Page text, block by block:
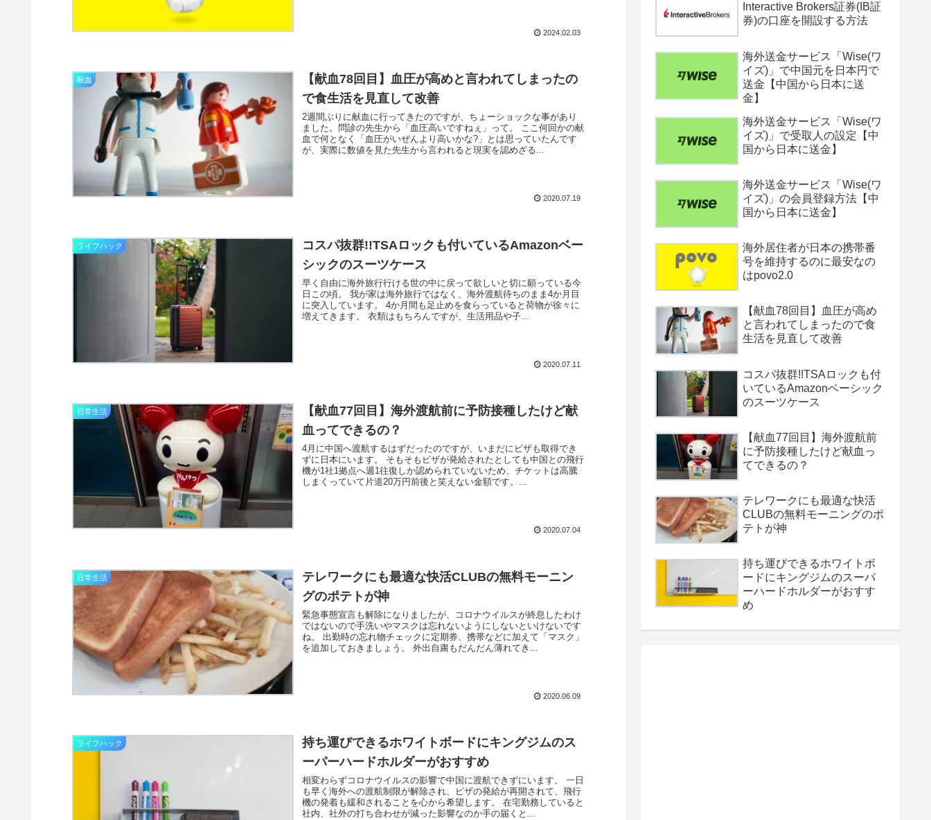
2024.02.03
献血
【献血78回目】血圧が高めと言われてしまったの
で食生活を見直して改善
2週間ぶりに献血に行ってきたのですが、ちょーショックな事があり
ました。問診の先生から「血圧高いですねぇ」って。 ここ何回かの献
血で何となく「血圧がいぜんより高いかな?」とは思っていたんです
が、実際に数値を見た先生から言われると現実を認めざる...
2020.07.19
ライフハック
コスパ抜群!!TSAロックも付いているAmazonベー
シックのスーツケース
早く自由に海外旅行行ける世の中に戻って欲しいと切に願っている今
日この頃。 我が家は海外旅行ではなく、海外渡航待ちのまま4か月目
に突入しています。 4か月間も足止めを食らっていると荷物が徐々に
増えてきます。 衣類はもちろんですが、生活用品や子...
2020.07.11
日常生活
【献血77回目】海外渡航前に予防接種したけど献
血ってできるの？
4月に中国へ渡航するはずだったのですが、いまだにビザも取得でき
ずに日本にいます。 そもそもビザが発給されたとしても中国との飛行
機が1社1拠点へ週1往復しか認められていないため、チケットは高騰
しまくっていて片道20万円前後と笑えない金額です。...
2020.07.04
日常生活
テレワークにも最適な快活CLUBの無料モーニン
グのポテトが神
緊急事態宣言も解除になりましたが、コロナウイルスが終息したわけ
ではないので手洗いやマスクは忘れないようにしないといけないです
ね。 出勤時の忘れ物チェックに定期券、携帯などに加えて「マスク」
を追加しておきましょう。 外出自粛もだんだん薄れてき...
2020.06.09
ライフハック
持ち運びできるホワイトボードにキングジムのス
ーパーハードホルダーがおすすめ
相変わらずコロナウイルスの影響で中国に渡航できずにいます。 一日
も早く海外への渡航制限が解除され、ビザの発給が再開されて、飛行
機の発着も緩和されることを心から希望します。 在宅勤務していると
社内、社外の打ち合わせが減った影響なのか手の届くと...
Interactive Brokers証券(IB証
券)の口座を開設する方法
海外送金サービス「Wise(ワ
イズ)」で中国元を日本円で
送金【中国から日本に送
金】
海外送金サービス「Wise(ワ
イズ)」で受取人の設定【中
国から日本に送金】
海外送金サービス「Wise(ワ
イズ)」の会員登録方法【中
国から日本に送金】
海外居住者が日本の携帯番
号を維持するのに最安なの
はpovo2.0
【献血78回目】血圧が高め
と言われてしまったので食
生活を見直して改善
コスパ抜群!!TSAロックも付
いているAmazonベーシック
のスーツケース
【献血77回目】海外渡航前
に予防接種したけど献血っ
てできるの？
テレワークにも最適な快活
CLUBの無料モーニングのポ
テトが神
持ち運びできるホワイトボ
ードにキングジムのスーパ
ーハードホルダーがおすす
め